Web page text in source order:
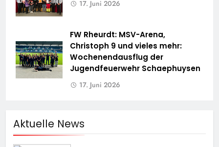
17. Juni 2026
FW Rheurdt: MSV-Arena,
Christoph 9 und vieles mehr:
Wochenendausflug der
Jugendfeuerwehr Schaephuysen
17. Juni 2026
Aktuelle News